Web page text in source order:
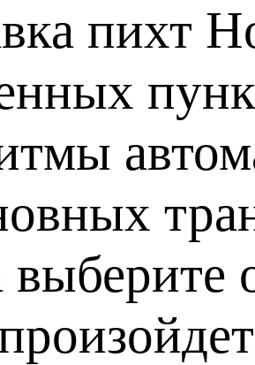
пихт